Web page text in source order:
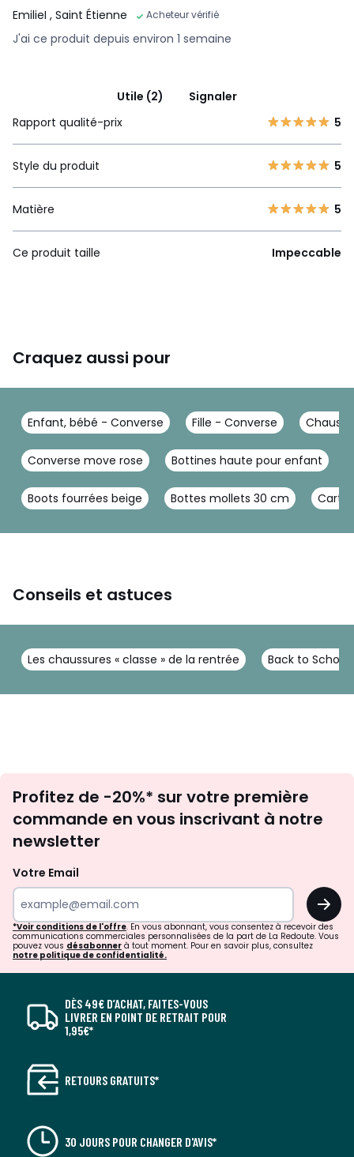
EmilieI , Saint Étienne Acheteur vérifié
J'ai ce produit depuis environ 1 semaine
Utile (2)
Signaler
Rapport qualité-prix
5
Style du produit 5
Matière 5
Ce produit taille Impeccable
Craquez aussi pour
Enfant, bébé - Converse Fille - Converse
Converse move rose Bottines haute pour enfant
Boots fourrées beige Bottes mollets 30 cm
Conseils et astuces
Les chaussures « classe » de la rentrée Back to
newsletter
Profitez de -20%* sur votre première
commande en vous inscrivant à notre
newsletter
Votre Email
OK
*Voir conditions de l'offre. En vous abonnant, vous consentez à recevoir des
communications commerciales personnalisées de la part de La Redoute. Vous
pouvez vous désabonner à tout moment. Pour en savoir plus, consultez
notre politique de confidentialité.
DÈS 49€ D’ACHAT, FAITES-VOUS
LIVRER EN POINT DE RETRAIT POUR
1,95€*
RETOURS GRATUITS*
30 JOURS POUR CHANGER D'AVIS*